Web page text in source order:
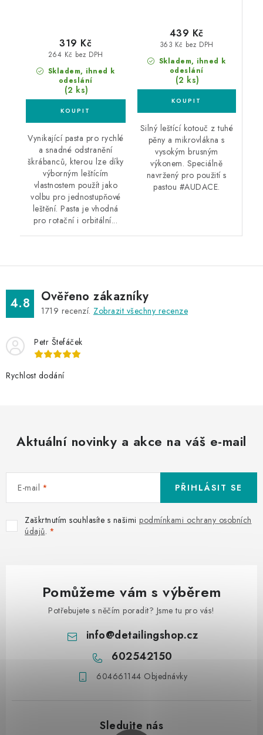
Skladem, ihned k
odeslání
(2 ks)
264 Kč bez DPH
319 Kč
Vynikající pasta pro rychlé
a snadné odstranění
škrábanců, kterou lze díky
výborným leštícím
vlastnostem použít jako
volbu pro jednostupňové
leštění. Pasta je vhodná
pro rotační i orbitální...
Skladem, ihned k
odeslání
(2 ks)
363 Kč bez DPH
439 Kč
Silný leštící kotouč z tuhé
pěny a mikrovlákna s
vysokým brusným
výkonem. Speciálně
navržený pro použití s
pastou #AUDACE.
4.8 Ověřeno zákazníky
1719 recenzí. Zobrazit všechny recenze
Petr Štefáček
Rychlost dodání
Aktuální novinky a akce na váš e-mail
E-mail
Zaškrtnutím souhlasíte s našimi podmínkami ochrany osobních
údajů.
PŘIHLÁSIT SE
Pomůžeme vám s výběrem
Potřebujete s něčím poradit? Jsme tu pro vás!
info@detailingshop.cz
602542150
604661144 Objednávky